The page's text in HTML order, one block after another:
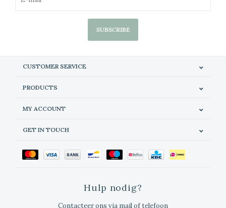
SUBSCRIBE
CUSTOMER SERVICE
PRODUCTS
MY ACCOUNT
GET IN TOUCH
Hulp nodig?
Contacteer ons via mail of telefoon